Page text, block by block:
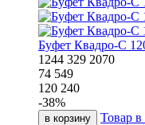
Буфет Квадро-С
1244 329 2070
74 549
120 240
-38%
в корзину Товар в